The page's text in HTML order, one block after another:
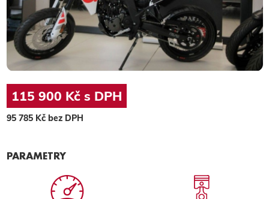
115 900 Kč s DPH
95 785 Kč bez DPH
PARAMETRY